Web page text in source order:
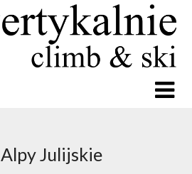
Alpy Julijskie